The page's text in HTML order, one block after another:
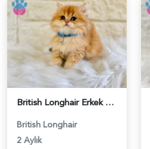
British Longhair Erkek Golden Nadir Renk - 5291
British Longhair
2 Aylık